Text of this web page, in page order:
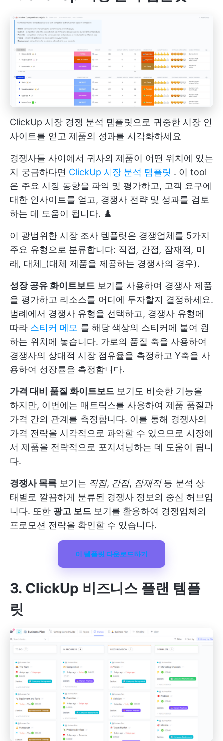
ClickUp 시장 경쟁 분석 템플릿으로 귀중한 시장 인
사이트를 얻고 제품의 성과를 시각화하세요
경쟁사들 사이에서 귀사의 제품이 어떤 위치에 있는
지 궁금하다면 ClickUp 시장 분석 템플릿 . 이 tool
은 주요 시장 동향을 파악 및 평가하고, 고객 요구에
대한 인사이트를 얻고, 경쟁사 전략 및 성과를 검토
하는 데 도움이 됩니다. ♟️
이 광범위한 시장 조사 템플릿은 경쟁업체를 5가지
주요 유형으로 분류합니다: 직접, 간접, 잠재적, 미
래, 대체_(대체 제품을 제공하는 경쟁사의 경우).
성장 공유 화이트보드 보기를 사용하여 경쟁사 제품
을 평가하고 리소스를 어디에 투자할지 결정하세요.
범례에서 경쟁사 유형을 선택하고, 경쟁사 유형에
따라 스티커 메모 를 해당 색상의 스티커에 붙여 원
하는 위치에 놓습니다. 가로의 품질 축을 사용하여
경쟁사의 상대적 시장 점유율을 측정하고 Y축을 사
용하여 성장률을 측정합니다.
가격 대비 품질 화이트보드 보기도 비슷한 기능을
하지만, 이번에는 매트릭스를 사용하여 제품 품질과
가격 간의 관계를 측정합니다. 이를 통해 경쟁사의
가격 전략을 시각적으로 파악할 수 있으므로 시장에
서 제품을 전략적으로 포지셔닝하는 데 도움이 됩니
다.
경쟁사 목록 보기는 직접, 간접, 잠재적등 분석 상
태별로 깔끔하게 분류된 경쟁사 정보의 중심 허브입
니다. 또한 광고 보드 보기를 활용하여 경쟁업체의
프로모션 전략을 확인할 수 있습니다.
이 템플릿 다운로드하기
3. ClickUp 비즈니스 플랜 템플
릿